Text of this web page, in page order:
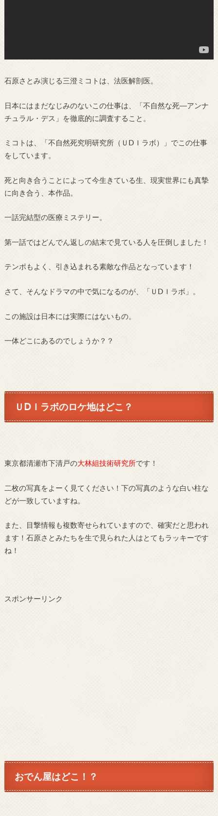
石原さとみ演じる三澄ミコトは、法医解剖医。
日本にはまだなじみのないこの仕事は、「不自然な死―アンナ
チュラル・デス」を徹底的に調査すること。
ミコトは、「不自然死究明研究所（ＵⅮＩラボ）」でこの仕事
をしています。
死と向き合うことによって今生きている生、現実世界にも真摯
に向き合う、本作品。
一話完結型の医療ミステリー。
第一話ではどんでん返しの結末で見ている人を圧倒しました！
テンポもよく、引き込まれる素敵な作品となっています！
さて、そんなドラマの中で気になるのが、「ＵⅮＩラボ」。
この施設は日本には実際にはないもの。
一体どこにあるのでしょうか？？
ＵⅮＩラボのロケ地はどこ？
東京都清瀬市下清戸の大林組技術研究所です！
二枚の写真をよーく見てください！下の写真のような白い柱な
どが一致していますね。
また、目撃情報も複数寄せられていますので、確実だと思われ
ます！石原さとみたちを生で見られた人はとてもラッキーです
ね！
スポンサーリンク
おでん屋はどこ！？